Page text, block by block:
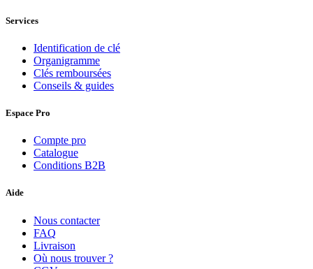
Services
Identification de clé
Organigramme
Clés remboursées
Conseils & guides
Espace Pro
Compte pro
Catalogue
Conditions B2B
Aide
Nous contacter
FAQ
Livraison
Où nous trouver ?